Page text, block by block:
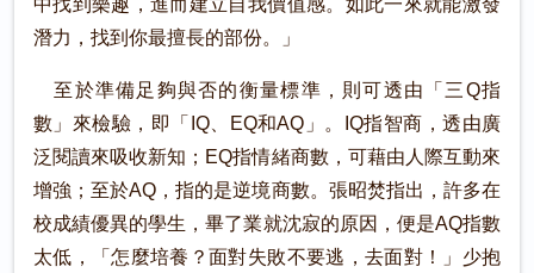
中找到樂趣，進而建立自我價值感。如此一來就能激發
潛力，找到你最擅長的部份。」
至於準備足夠與否的衡量標準，則可透由「三Q指
數」來檢驗，即「IQ、EQ和AQ」。IQ指智商，透由廣
泛閱讀來吸收新知；EQ指情緒商數，可藉由人際互動來
增強；至於AQ，指的是逆境商數。張昭焚指出，許多在
校成績優異的學生，畢了業就沈寂的原因，便是AQ指數
太低，「怎麼培養？面對失敗不要逃，去面對！」少抱